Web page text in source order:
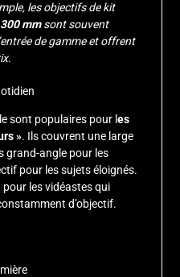
les objectifs de kit
mmsont souvent
de gamme et offrent
.
sont populaires pour l es
». Ils couvrent une large
grand-angle pour les
pour les sujets éloignés.
les vidéastes qui
d’objectif.